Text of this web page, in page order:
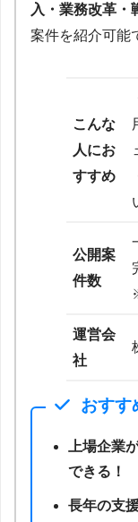
入・業務改革・
案件を紹介可能
こんな
人にお
すすめ
公開案
件数
運営会
社
おすす
上場企業
できる！
長年の支